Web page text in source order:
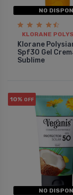
NO
KLORANE
Klorane
Spf30 Gel
Sublime
10% OFF
NO